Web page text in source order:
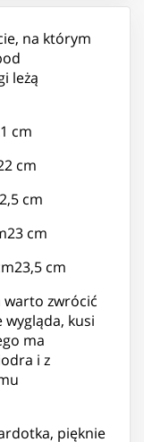
na którym
leżą
cm
cm
cm
cm
cm
warto zwrócić
wygląda, kusi
ma
i z
pięknie